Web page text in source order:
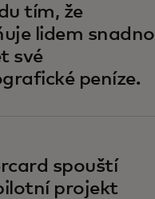
tím, že
lidem snadno
své
peníze.
spouští
projekt